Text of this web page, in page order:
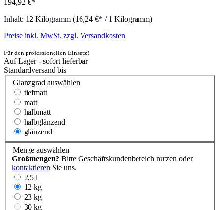
194,92 €*
Inhalt: 12 Kilogramm (16,24 €* / 1 Kilogramm)
Preise inkl. MwSt. zzgl. Versandkosten
Für den professionellen Einsatz!
Auf Lager - sofort lieferbar
Standardversand bis
Glanzgrad auswählen
tiefmatt
matt
halbmatt
halbglänzend
glänzend
Menge auswählen
Großmengen? Bitte Geschäftskundenbereich nutzen oder
kontaktieren Sie uns.
2,5 l
12 kg
23 kg
30 kg